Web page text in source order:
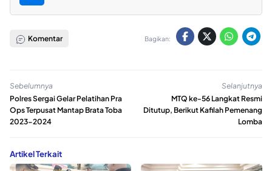
Komentar Bagikan:
Sebelumnya
Polres Sergai Gelar Pelatihan Pra
Ops Terpusat Mantap Brata Toba
2023-2024
Selanjutnya
MTQ ke-56 Langkat Resmi
Ditutup, Berikut Kafilah Pemenang
Lomba
Artikel Terkait